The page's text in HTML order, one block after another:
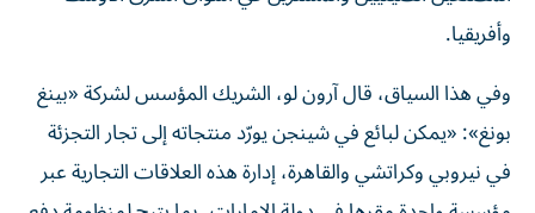
وأفريقيا.
وفي هذا السياق، قال آرون لو، الشريك المؤسس لشركة «بينغ
بونغ»: «يمكن لبائع في شينجن يورّد منتجاته إلى تجار التجزئة
في نيروبي وكراتشي والقاهرة، إدارة هذه العلاقات التجارية عبر